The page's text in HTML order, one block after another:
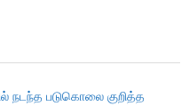
நடந்த படுகொலை குறித்த